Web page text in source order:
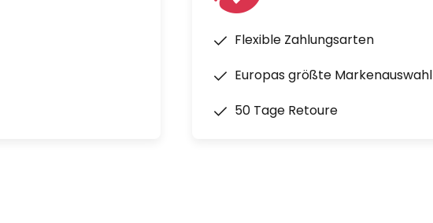
Assistant, oder Siri Shortcuts
Flexible Zahlungsarten
Europas größte Markenauswahl
50 Tage Retoure